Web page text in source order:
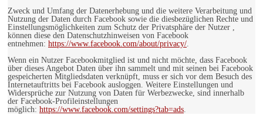
Zweck und Umfang der Datenerhebung und die weitere Verarbeitung und
Nutzung der Daten durch Facebook sowie die diesbezüglichen Rechte und
Einstellungsmöglichkeiten zum Schutz der Privatsphäre der Nutzer ,
können diese den Datenschutzhinweisen von Facebook
entnehmen: https://www.facebook.com/about/privacy/.
Wenn ein Nutzer Facebookmitglied ist und nicht möchte, dass Facebook
über dieses Angebot Daten über ihn sammelt und mit seinen bei Facebook
gespeicherten Mitgliedsdaten verknüpft, muss er sich vor dem Besuch des
Internetauftritts bei Facebook ausloggen. Weitere Einstellungen und
Widersprüche zur Nutzung von Daten für Werbezwecke, sind innerhalb
der Facebook-Profileinstellungen
möglich: https://www.facebook.com/settings?tab=ads.